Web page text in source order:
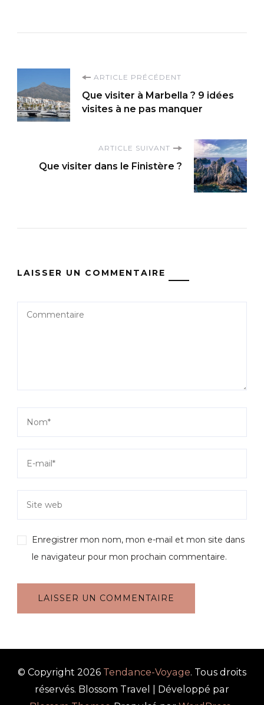
Navigation
d'article
ARTICLE PRÉCÉDENT
Que visiter à Marbella ? 9 idées
visites à ne pas manquer
ARTICLE SUIVANT
Que visiter dans le Finistère ?
LAISSER UN COMMENTAIRE
Enregistrer mon nom, mon e-mail et mon site dans
le navigateur pour mon prochain commentaire.
© Copyright 2026 Tendance-Voyage. Tous droits
réservés. Blossom Travel | Développé par